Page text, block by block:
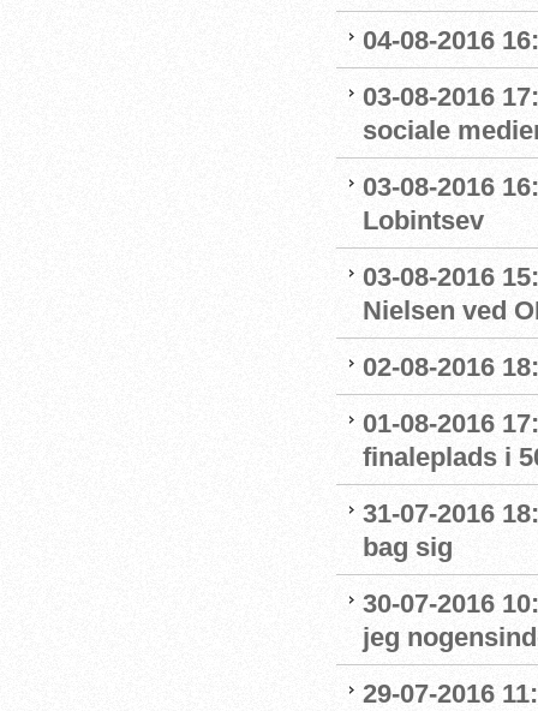
04-08-2016
03-08-2016
sociale
03-08-2016
Lobintsev
03-08-2016
Nielsen ved
02-08-2016
01-08-2016
finaleplads i
31-07-2016
bag sig
30-07-2016
jeg
29-07-2016